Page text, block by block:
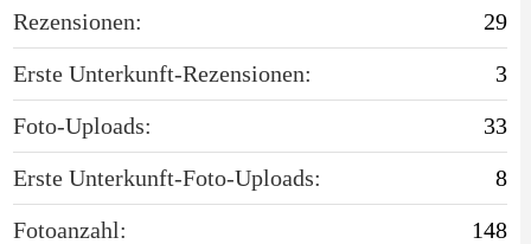
Rezensionen:
29
Erste Unterkunft-Rezensionen:
3
Foto-Uploads:
33
Erste Unterkunft-Foto-Uploads:
8
Fotoanzahl:
148